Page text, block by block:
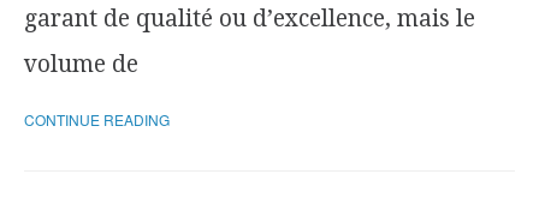
garant de qualité ou d’excellence, mais le
volume de
CONTINUE READING